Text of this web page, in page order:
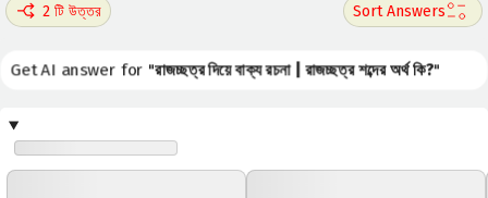
2 টি উত্তর
Get AI answer for "রাজচ্ছত্র দিয়ে বাক্য রচনা | রাজচ্ছত্র শব্দের অর্থ কি?"